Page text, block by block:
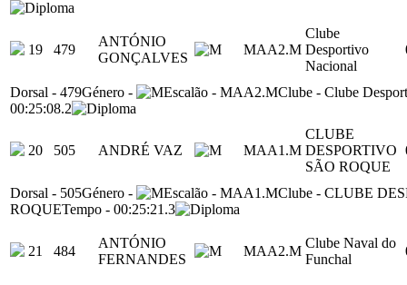
19 479
ANTÓNIO
GONÇALVES
MAA2.M
Clube
Desportivo
Nacional
Dorsal - 479Género - Escalão - MAA2.MClube - Clube
00:25:08.2
20 505 ANDRÉ VAZ MAA1.M
CLUBE
DESPORTIVO
SÃO ROQUE
Dorsal - 505Género - Escalão - MAA1.MClube - CLUBE
ROQUETempo - 00:25:21.3
21 484
ANTÓNIO
FERNANDES
MAA2.M
Clube Naval do
Funchal